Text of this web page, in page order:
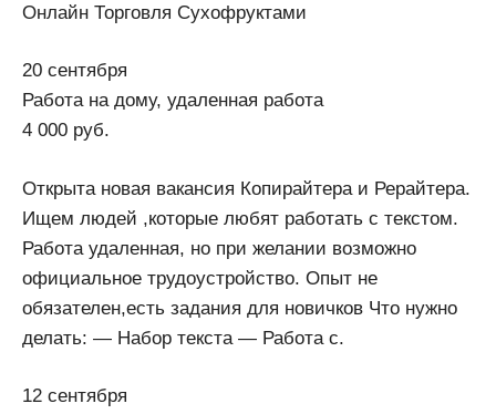
Онлайн Торговля Сухофруктами
20 сентября
Работа на дому, удаленная работа
4 000 руб.
Oткрыта новая вакансия Копирайтера и Рерайтера.
Ищем людей ,которые любят работать с текстом.
Работа удаленная, но при желании возможно
официальное трудоустройство. Опыт не
обязателен,есть задания для новичков Что нужно
делать: — Набор текста — Работа с.
12 сентября